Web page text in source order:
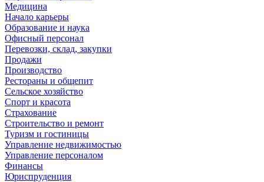
Медицина
Начало карьеры
Образование и наука
Офисный персонал
Перевозки, склад, закупки
Продажи
Производство
Рестораны и общепит
Сельское хозяйство
Спорт и красота
Страхование
Строительство и ремонт
Туризм и гостиницы
Управление недвижимостью
Управление персоналом
Финансы
Юриспруденция